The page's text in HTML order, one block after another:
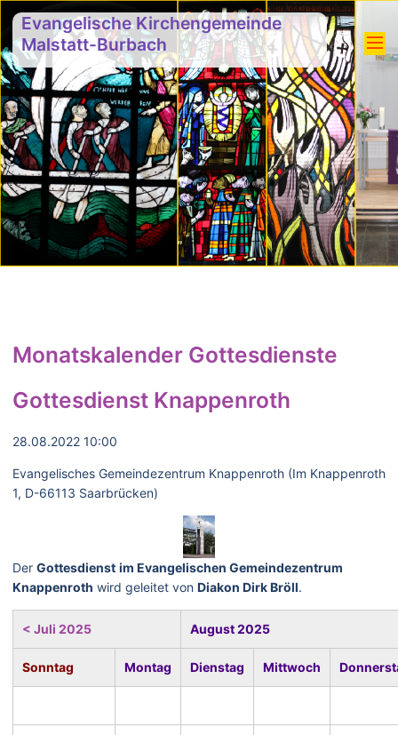
Evangelische Kirchengemeinde
Malstatt-Burbach
Monatskalender Gottesdienste
Gottesdienst Knappenroth
28.08.2022 10:00
Evangelisches Gemeindezentrum Knappenroth (Im Knappenroth
1, D-66113 Saarbrücken)
Der Gottesdienst im Evangelischen Gemeindezentrum
Knappenroth wird geleitet von Diakon Dirk Bröll.
< Juli 2025 August 2025
Sonntag Montag Dienstag Mittwoch